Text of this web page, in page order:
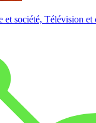
et société, Télévision et